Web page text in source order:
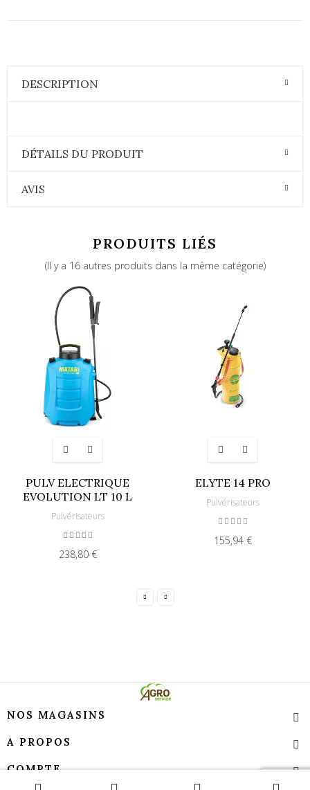
DESCRIPTION
DÉTAILS DU PRODUIT
AVIS
PRODUITS LIÉS
(Il y a 16 autres produits dans la même catégorie)
PULV ELECTRIQUE
EVOLUTION LT 10 L
Pulvérisateurs
238,80 €
ELYTE 14 PRO
Pulvérisateurs
155,94 €
NOS MAGASINS
A PROPOS
COMPTE